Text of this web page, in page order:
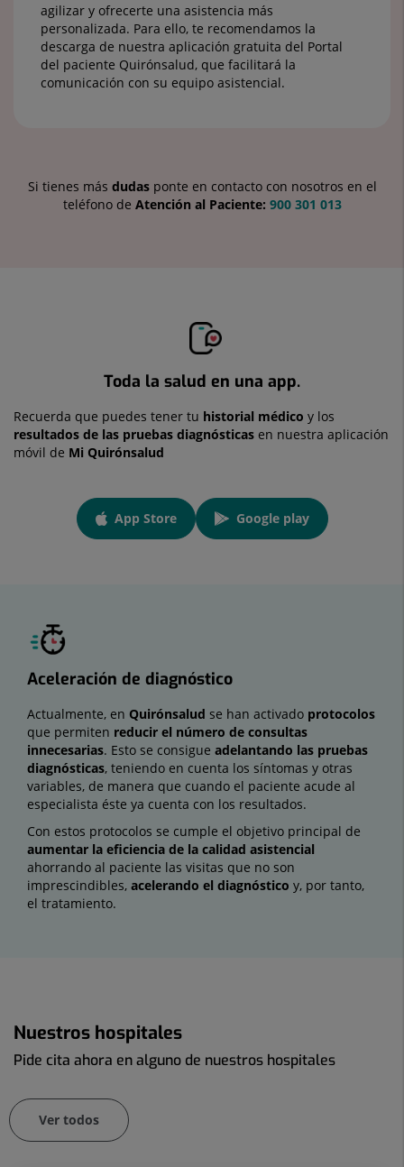
agilizar y ofrecerte una asistencia más
personalizada. Para ello, te recomendamos la
descarga de nuestra aplicación gratuita del Portal
del paciente Quirónsalud, que facilitará la
comunicación con su equipo asistencial.
Si tienes más dudasponte en contacto con nosotros en el
teléfono de Atención al Paciente: 900 301 013
Toda la salud en una app.
Recuerda que puedes tener tu historial médico y los
resultados de las pruebas diagnósticas en nuestra aplicación
móvil de Mi Quirónsalud
App
link
App Store
Enlace a una aplicación externa.
Google play
Enlace a una aplicación
Aceleración de diagnóstico
Actualmente, en Quirónsalud se han activado protocolos
que permiten reducir el número de consultas
innecesarias. Esto se consigue adelantando las pruebas
diagnósticas, teniendo en cuenta los síntomas y otras
variables, de manera que cuando el paciente acude al
especialista éste ya cuenta con los resultados.
Con estos protocolos se cumple el objetivo principal de
aumentar la eficiencia de la calidad asistencial
ahorrando al paciente las visitas que no son
imprescindibles, acelerando el diagnóstico y, por tanto,
el tratamiento.
Nuestros hospitales
Pide cita ahora en alguno de nuestros hospitales
Ver todos